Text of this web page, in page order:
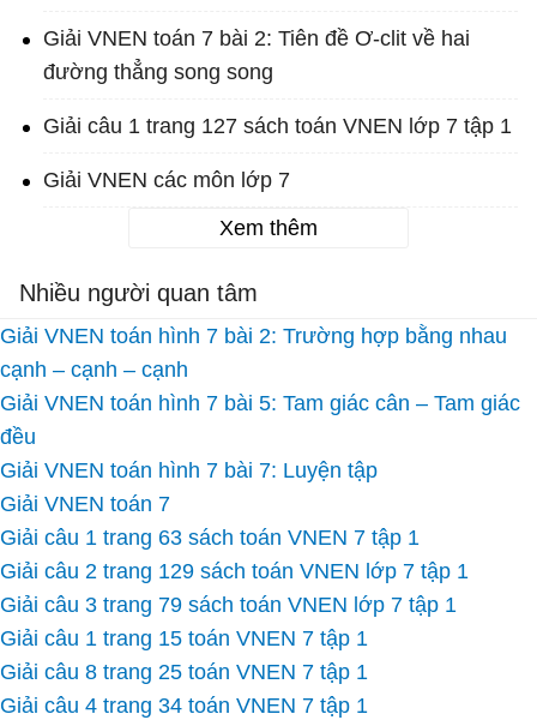
Giải VNEN toán 7 bài 2: Tiên đề Ơ-clit về hai
đường thẳng song song
Giải câu 1 trang 127 sách toán VNEN lớp 7 tập 1
Giải VNEN các môn lớp 7
Xem thêm
Nhiều người quan tâm
Giải VNEN toán hình 7 bài 2: Trường hợp bằng nhau
cạnh – cạnh – cạnh
Giải VNEN toán hình 7 bài 5: Tam giác cân – Tam giác
đều
Giải VNEN toán hình 7 bài 7: Luyện tập
Giải VNEN toán 7
Giải câu 1 trang 63 sách toán VNEN 7 tập 1
Giải câu 2 trang 129 sách toán VNEN lớp 7 tập 1
Giải câu 3 trang 79 sách toán VNEN lớp 7 tập 1
Giải câu 1 trang 15 toán VNEN 7 tập 1
Giải câu 8 trang 25 toán VNEN 7 tập 1
Giải câu 4 trang 34 toán VNEN 7 tập 1